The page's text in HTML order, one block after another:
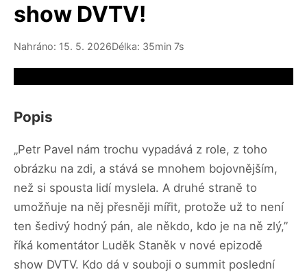
show DVTV!
Nahráno: 15. 5. 2026Délka: 35min 7s
Popis
„Petr Pavel nám trochu vypadává z role, z toho
obrázku na zdi, a stává se mnohem bojovnějším,
než si spousta lidí myslela. A druhé straně to
umožňuje na něj přesněji mířit, protože už to není
ten šedivý hodný pán, ale někdo, kdo je na ně zlý,”
říká komentátor Luděk Staněk v nové epizodě
show DVTV. Kdo dá v souboji o summit poslední